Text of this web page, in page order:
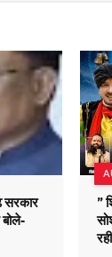
सरकार
"